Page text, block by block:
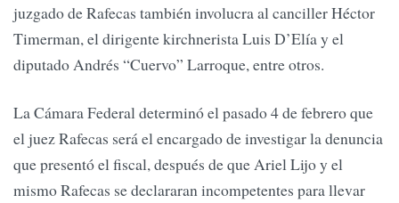
juzgado de Rafecas también involucra al canciller Héctor
Timerman, el dirigente kirchnerista Luis D’Elía y el
diputado Andrés “Cuervo” Larroque, entre otros.
La Cámara Federal determinó el pasado 4 de febrero que
el juez Rafecas será el encargado de investigar la denuncia
que presentó el fiscal, después de que Ariel Lijo y el
mismo Rafecas se declararan incompetentes para llevar